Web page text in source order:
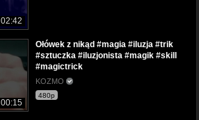
02:42
00:15
Ołówek z nikąd #magia #iluzja #trik
#sztuczka #iluzjonista #magik #skill
#magictrick
KOZMO
480p